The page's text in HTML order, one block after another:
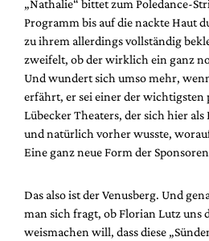
„Nathalie“ bittet zum Poledance-
Programm bis auf die nackte Haut
zu ihrem allerdings vollständig
zweifelt, ob der wirklich ein ganz
Und wundert sich umso mehr,
erfährt, er sei einer der wichtigsten
Lübecker Theaters, der sich hier
und natürlich vorher wusste,
Eine ganz neue Form der
Das also ist der Venusberg. Und
man sich fragt, ob Florian Lutz uns
weismachen will, dass diese